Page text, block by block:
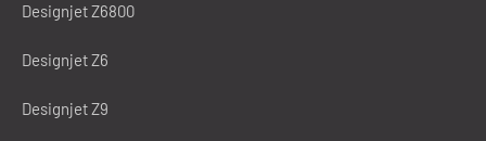
Designjet Z6800
Designjet Z6
Designjet Z9